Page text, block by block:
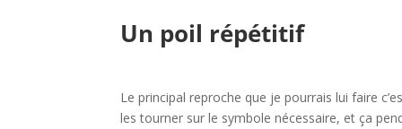
Un poil répétitif
Le principal reproche que je pourrais lui faire
les tourner sur le symbole nécessaire, et ça